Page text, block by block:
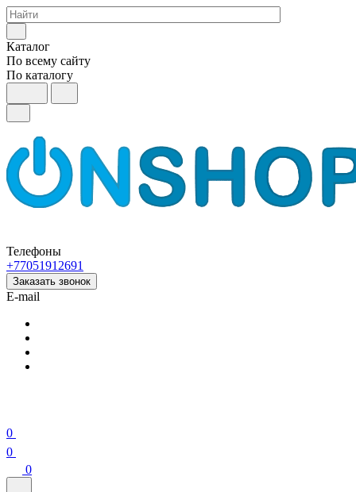
Каталог
По всему сайту
По каталогу
Телефоны
+77051912691
Заказать звонок
E-mail
0
0
0